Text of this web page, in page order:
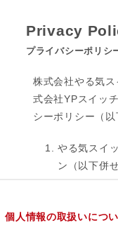
個人情報の取扱いにつ